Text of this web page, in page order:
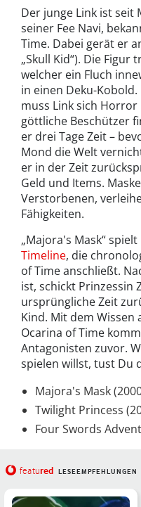
Der junge Link ist seit
seiner Fee Navi,
Time. Dabei gerät er
„Skull Kid“). Die
welcher ein Fluch
in einen Deku-
muss Link sich
göttliche Beschützer
er drei Tage Zeit –
Mond die Welt
er in der Zeit
Geld und Items.
Verstorbenen,
Fähigkeiten.
„Majora's Mask“
Timeline, die
of Time anschließt.
ist, schickt Prinzessin
ursprüngliche Zeit
Kind. Mit dem Wissen
Ocarina of Time
Antagonisten zuvor.
spielen willst, tust Du
Majora's Mask
Twilight Princess
Four Swords
featured LESEEMPFEHLUNGEN